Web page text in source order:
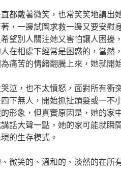
都戴著微笑，也常笑笑地講出
，一邊試圖求救一邊又要安慰
望別人關注她又害怕讓人困擾
在相處下經常是困惑的，當然
痛苦的情緒翻騰上來，她就開
泣，也不太憤怒，面對所有衝
下無人，開始抓扯頭髮或一不
形象，但真實原因是，她的家
話大聲一點，她的家可能就瞬
的生存模式。
微笑的、溫和的、淡然的在所